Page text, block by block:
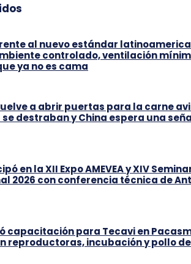
al nuevo estándar
controlado, ventilación
ya no es cama
a abrir puertas para la carne
se destraban y China espera una
en la XII Expo AMEVEA y XIV
2026 con conferencia técnica de
capacitación para Tecavi en
reproductoras, incubación y pollo de